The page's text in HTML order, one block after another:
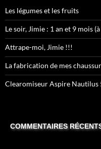
Les légumes et les fruits
Le soir, Jimie : 1 an et 9 mois
Attrape-moi, Jimie !!!
La fabrication de mes
Clearomiseur Aspire Nautilus
COMMENTAIRES